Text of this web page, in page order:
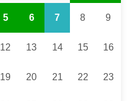
5 6 7 8 9
12 13 14 15 16
19 20 21 22 23